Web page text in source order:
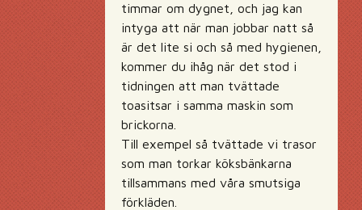
timmar om dygnet, och jag kan
intyga att när man jobbar natt så
är det lite si och så med hygienen,
kommer du ihåg när det stod i
tidningen att man tvättade
toasitsar i samma maskin som
brickorna.
Till exempel så tvättade vi trasor
som man torkar köksbänkarna
tillsammans med våra smutsiga
förkläden.